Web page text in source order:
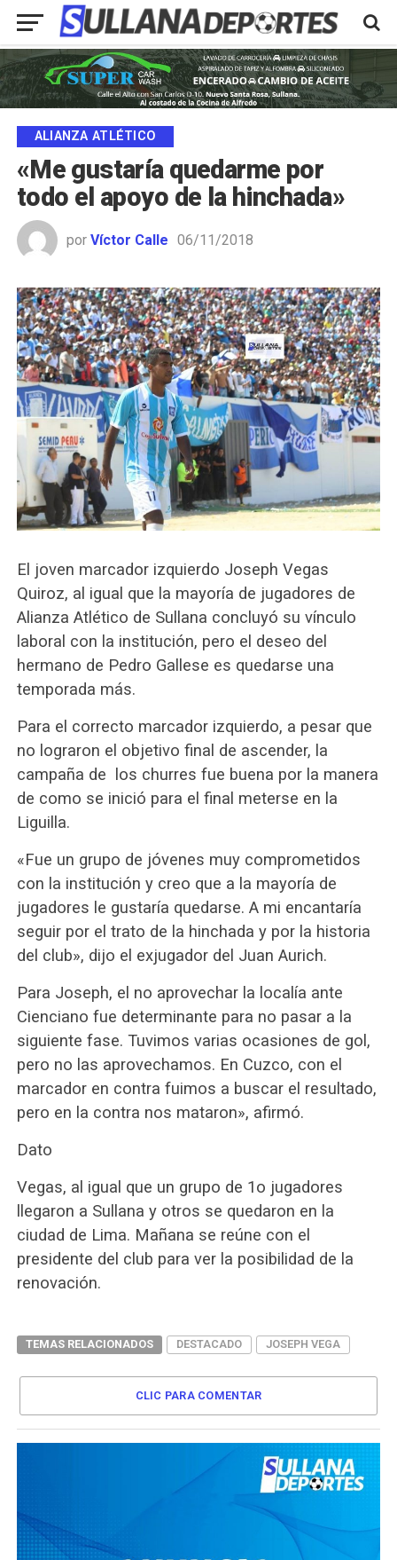
ALIANZA ATLÉTICO
«Me gustaría quedarme por
todo el apoyo de la hinchada»
por Víctor Calle 06/11/2018
El joven marcador izquierdo Joseph Vegas
Quiroz, al igual que la mayoría de jugadores de
Alianza Atlético de Sullana concluyó su vínculo
laboral con la institución, pero el deseo del
hermano de Pedro Gallese es quedarse una
temporada más.
Para el correcto marcador izquierdo, a pesar que
no lograron el objetivo final de ascender, la
campaña de los churres fue buena por la manera
de como se inició para el final meterse en la
Liguilla.
«Fue un grupo de jóvenes muy comprometidos
con la institución y creo que a la mayoría de
jugadores le gustaría quedarse. A mi encantaría
seguir por el trato de la hinchada y por la historia
del club», dijo el exjugador del Juan Aurich.
Para Joseph, el no aprovechar la localía ante
Cienciano fue determinante para no pasar a la
siguiente fase. Tuvimos varias ocasiones de gol,
pero no las aprovechamos. En Cuzco, con el
marcador en contra fuimos a buscar el resultado,
pero en la contra nos mataron», afirmó.
Dato
Vegas, al igual que un grupo de 1o jugadores
llegaron a Sullana y otros se quedaron en la
ciudad de Lima. Mañana se reúne con el
presidente del club para ver la posibilidad de la
renovación.
TEMAS RELACIONADOS DESTACADO JOSEPH VEGA
CLIC PARA COMENTAR